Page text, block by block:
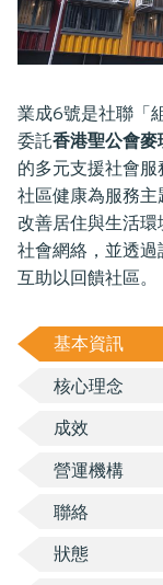
業成6號是社聯「
委託香港聖公會麥
的多元支援社會
社區健康為服務
改善居住與生活
社會網絡，並透
互助以回饋社區。
基本資訊
核心理念
成效
營運機構
聯絡
狀態